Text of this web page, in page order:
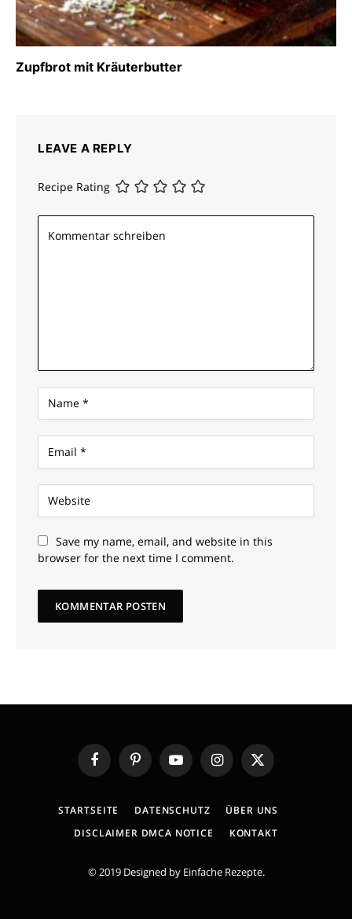
Zupfbrot mit Kräuterbutter
LEAVE A REPLY
Recipe Rating
Save my name, email, and website in this
browser for the next time I comment.
FacebookPinterestYouTubeInstagram
X
(Twitter)
STARTSEITE DATENSCHUTZ
ÜBER UNS
DISCLAIMER DMCA NOTICE
KONTAKT
© 2019 Designed by Einfache Rezepte.